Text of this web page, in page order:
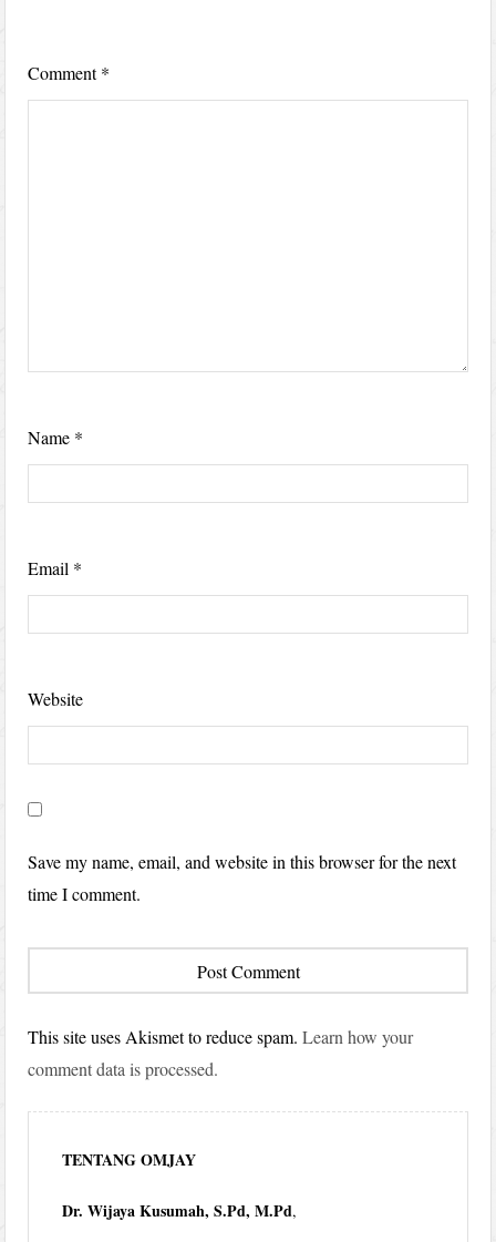
Comment*
Name *
Email *
Website
Save my name, email, and website in this browser for the next
time I comment.
This site uses Akismet to reduce spam.Learn how your
comment data is processed.
TENTANG OMJAY
Dr. Wijaya Kusumah, S.Pd, M.Pd,